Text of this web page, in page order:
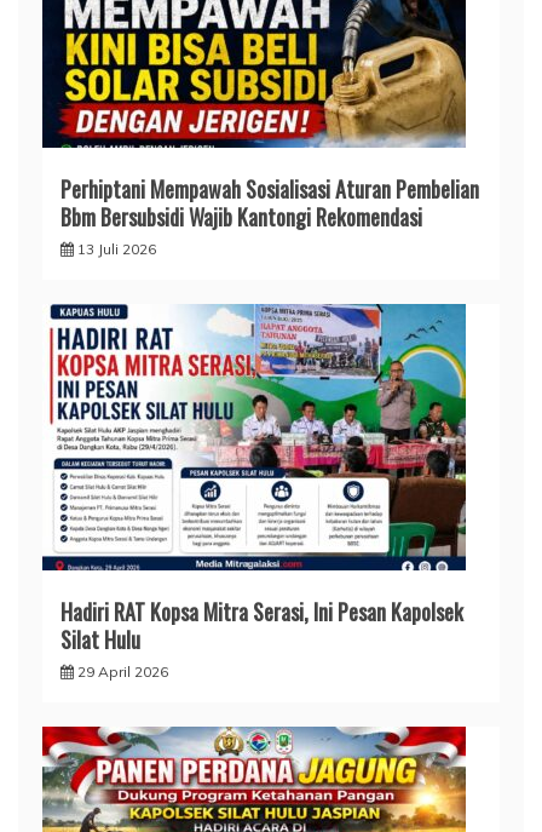
Perhiptani Mempawah Sosialisasi Aturan Pembelian
Bbm Bersubsidi Wajib Kantongi Rekomendasi
13 Juli 2026
Hadiri RAT Kopsa Mitra Serasi, Ini Pesan Kapolsek
Silat Hulu
29 April 2026